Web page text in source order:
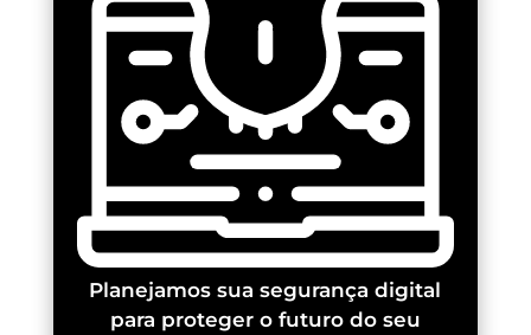
Planejamos sua segurança digital
para proteger o futuro do seu